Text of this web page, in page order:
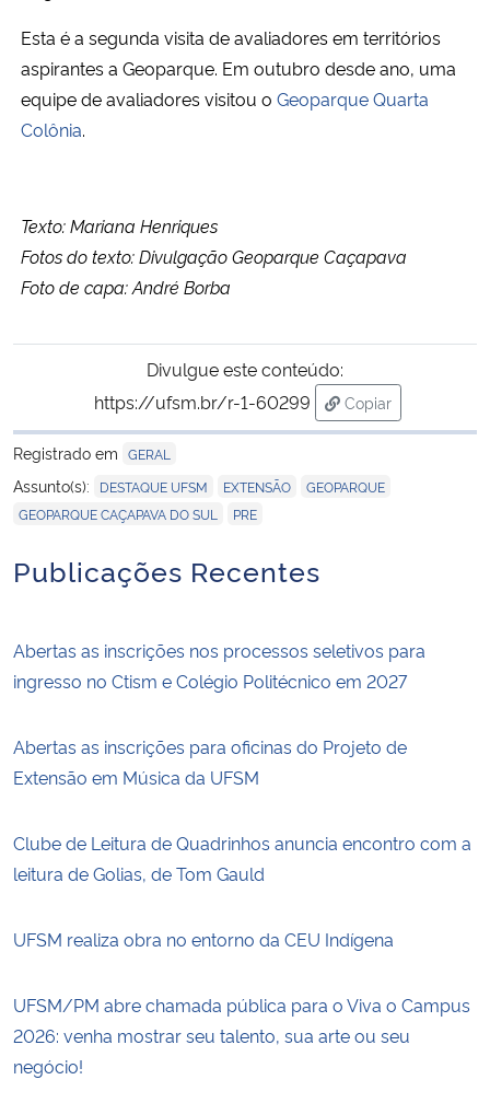
Esta é a segunda visita de avaliadores em territórios
aspirantes a Geoparque. Em outubro desde ano, uma
equipe de avaliadores visitou o Geoparque Quarta
Colônia.
Texto: Mariana Henriques
Fotos do texto: Divulgação Geoparque Caçapava
Foto de capa: André Borba
Divulgue este conteúdo:
https://ufsm.br/r-1-60299
Copiar
para área de
Registrado em GERAL
Assunto(s): DESTAQUE UFSM EXTENSÃO GEOPARQUE
GEOPARQUE CAÇAPAVA DO SUL PRE
Publicações Recentes
Abertas as inscrições nos processos seletivos para
ingresso no Ctism e Colégio Politécnico em 2027
Abertas as inscrições para oficinas do Projeto de
Extensão em Música da UFSM
Clube de Leitura de Quadrinhos anuncia encontro com a
leitura de Golias, de Tom Gauld
UFSM realiza obra no entorno da CEU Indígena
UFSM/PM abre chamada pública para o Viva o Campus
2026: venha mostrar seu talento, sua arte ou seu
negócio!